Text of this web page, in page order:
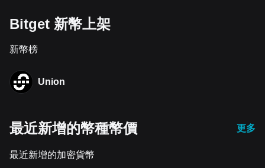
Bitget 新幣上架
新幣榜
Union
最近新增的幣種幣價 更多
最近新增的加密貨幣